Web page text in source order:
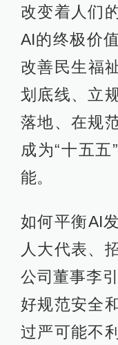
改变着人们
AI的终极价
改善民生福
划底线、立
落地、在规
成为“十五
能。
如何平衡AI
人大代表、
公司董事李
好规范安全
过严可能不